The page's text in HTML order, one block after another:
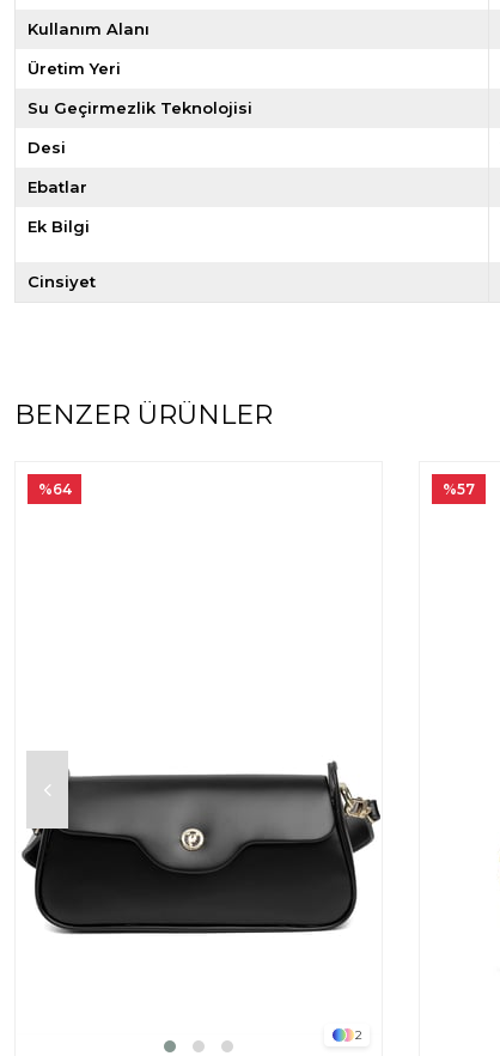
Kullanım Alanı
Üretim Yeri
Su Geçirmezlik Teknolojisi
Desi
Ebatlar
Ek Bilgi
Cinsiyet
BENZER ÜRÜNLER
2
%64 %57